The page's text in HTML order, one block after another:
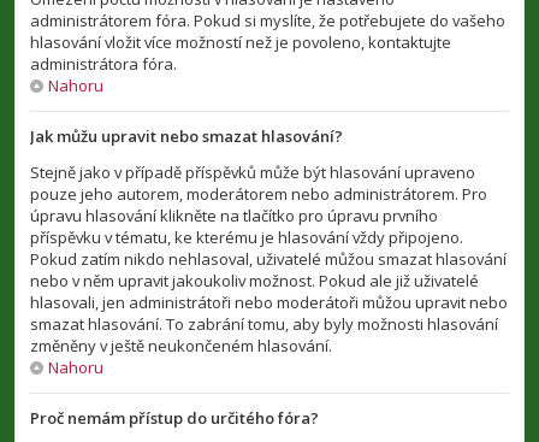
administrátorem fóra. Pokud si myslíte, že potřebujete do vašeho
hlasování vložit více možností než je povoleno, kontaktujte
administrátora fóra.
Nahoru
Jak můžu upravit nebo smazat hlasování?
Stejně jako v případě příspěvků může být hlasování upraveno
pouze jeho autorem, moderátorem nebo administrátorem. Pro
úpravu hlasování klikněte na tlačítko pro úpravu prvního
příspěvku v tématu, ke kterému je hlasování vždy připojeno.
Pokud zatím nikdo nehlasoval, uživatelé můžou smazat hlasování
nebo v něm upravit jakoukoliv možnost. Pokud ale již uživatelé
hlasovali, jen administrátoři nebo moderátoři můžou upravit nebo
smazat hlasování. To zabrání tomu, aby byly možnosti hlasování
změněny v ještě neukončeném hlasování.
Nahoru
Proč nemám přístup do určitého fóra?